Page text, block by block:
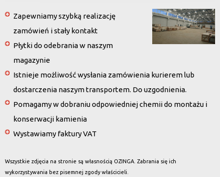
Zapewniamy szybką realizację
zamówień i stały kontakt
Płytki do odebrania w naszym
magazynie
Istnieje możliwość wysłania zamówienia kurierem lub
dostarczenia naszym transportem. Do uzgodnienia.
Pomagamy w dobraniu odpowiedniej chemii do montażu i
konserwacji kamienia
Wystawiamy faktury VAT
Wszystkie zdjęcia na stronie są własnością OZINGA. Zabrania się ich
wykorzystywania bez pisemnej zgody właścicieli.